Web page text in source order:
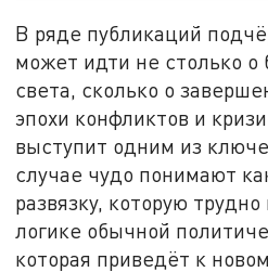
В ряде публикаций
может идти не столько о
света, сколько о
эпохи конфликтов и
выступит одним из
случае чудо понимают
развязку, которую
логике обычной
которая приведёт к